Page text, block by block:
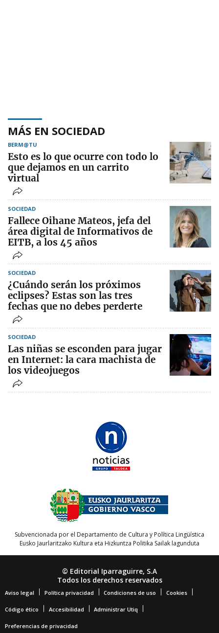
MÁS EN SOCIEDAD
BERM@TU
Esto es lo que ocurre con todo lo
que dejamos en un carrito
virtual
SOCIEDAD
Fallece Oihane Mateos, jefa del
área digital de Informativos de
EITB, a los 45 años
SOCIEDAD
¿Cuándo serán los próximos
eclipses? Estas son las tres
fechas que no debes perderte
SOCIEDAD
Las niñas se esconden para jugar
en Internet: la cara machista de
los videojuegos
Subvencionada por el Departamento de Cultura y Política Lingüística
Eusko Jaurlaritzako Kultura eta Hizkuntza Politika Sailak lagunduta
© Editorial Iparraguirre, S.A
Todos los derechos reservados
Aviso legal Política privacidad Condiciones de uso Cookies
Código ético Accesibilidad Administrar Utiq
Preferencias de privacidad